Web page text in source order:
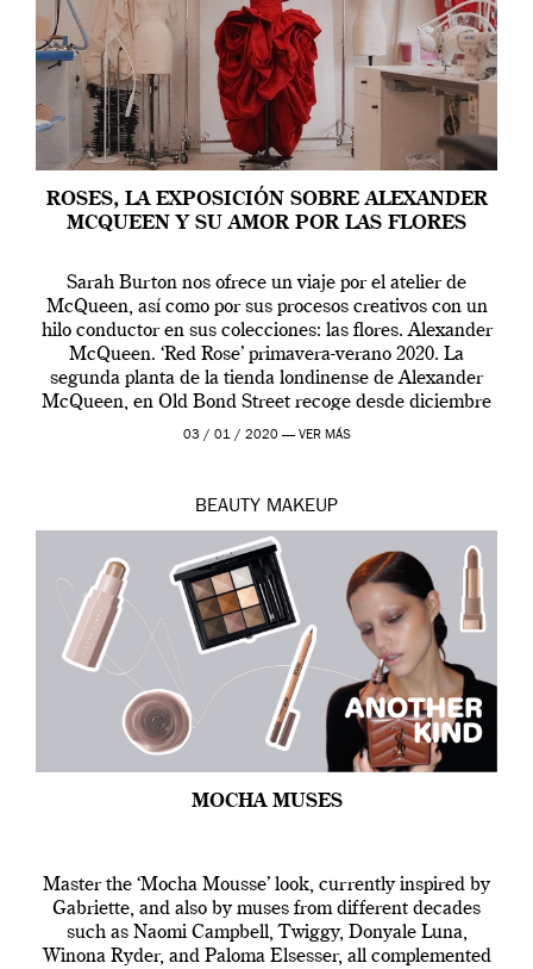
ROSES, LA EXPOSICIÓN SOBRE ALEXANDER
MCQUEEN Y SU AMOR POR LAS FLORES
Sarah Burton nos ofrece un viaje por el atelier de
McQueen, así como por sus procesos creativos con un
hilo conductor en sus colecciones: las flores. Alexander
McQueen. ‘Red Rose’ primavera-verano 2020. La
segunda planta de la tienda londinense de Alexander
McQueen, en Old Bond Street recoge desde diciembre
de 2019 hasta final de abril […]
03 / 01 / 2020 — VER MÁS
BEAUTY MAKEUP
MOCHA MUSES
Master the ‘Mocha Mousse’ look, currently inspired by
Gabriette, and also by muses from different decades
such as Naomi Campbell, Twiggy, Donyale Luna,
Winona Ryder, and Paloma Elsesser, all complemented